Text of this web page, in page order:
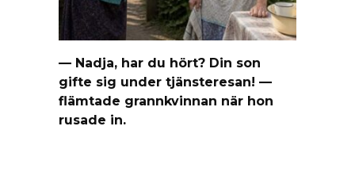
— Nadja, har du hört? Din son
gifte sig under tjänsteresan! —
flämtade grannkvinnan när hon
rusade in.